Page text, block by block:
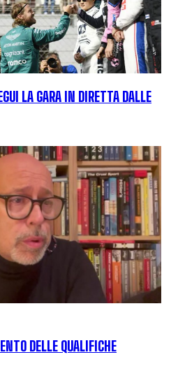
LA GARA IN DIRETTA DALLE
DELLE QUALIFICHE